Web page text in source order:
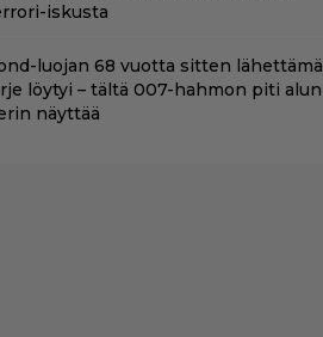
iskusta
luojan 68 vuotta sitten lähettämä
löytyi – tältä 007-hahmon piti alun
näyttää